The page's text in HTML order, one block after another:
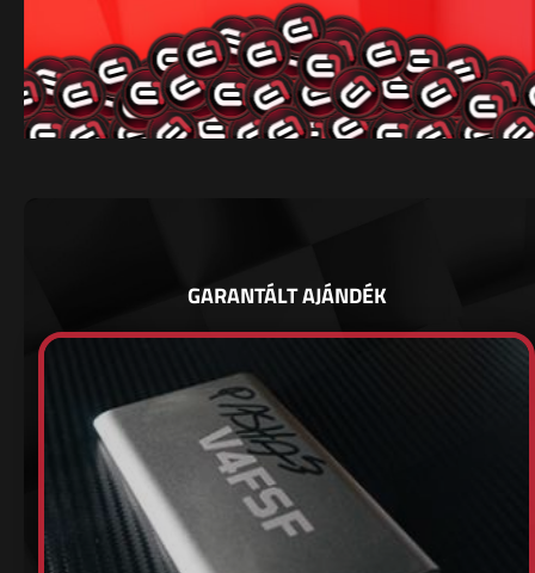
GARANTÁLT AJÁNDÉK